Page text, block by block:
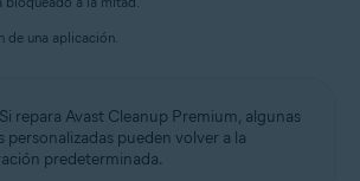
Home Basic/Home
Enterprise/Ultimate - Service Pack 1 con
de una aplicación.
Si repara Avast Cleanup Premium, algunas
personalizadas pueden volver a la
predeterminada.